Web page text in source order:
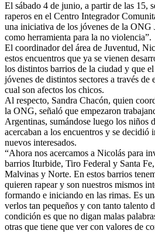
El sábado 4 de junio, a partir de las 15,
raperos en el Centro Integrador
una iniciativa de los jóvenes de la ONG
como herramienta para la no violencia”.
El coordinador del área de Juventud,
estos encuentros que ya se vienen
los distintos barrios de la ciudad y que
jóvenes de distintos sectores a través de
cual son afectos los chicos.
Al respecto, Sandra Chacón, quien
la ONG, señaló que empezaron
Argentinas, sumándose luego los niños
acercaban a los encuentros y se decidió
nuevos interesados.
“Ahora nos acercamos a Nicolás para
barrios Iturbide, Tiro Federal y Santa
Malvinas y Norte. En estos barrios
quieren rapear y son nuestros mismos
formando e iniciando en las rimas. Es
verlos tan pequeños y con tanto talento
condición es que no digan malas
otras que tiene que ver con valores de